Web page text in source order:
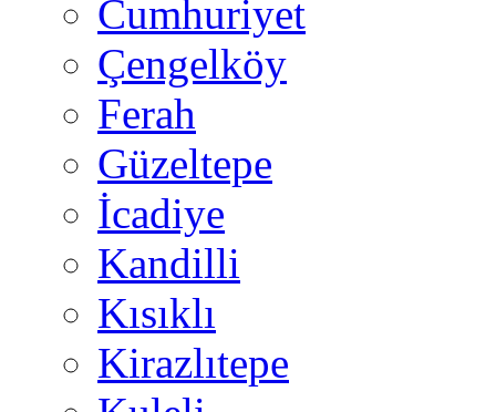
Cumhuriyet
Çengelköy
Ferah
Güzeltepe
İcadiye
Kandilli
Kısıklı
Kirazlıtepe